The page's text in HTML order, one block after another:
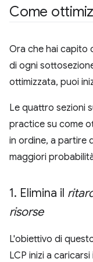
Come
Ora che hai capito
di ogni
ottimizzata, puoi
Le quattro sezioni
practice su come
in ordine, a partire
maggiori
1. Elimina il
risorse
L'obiettivo di
LCP inizi a